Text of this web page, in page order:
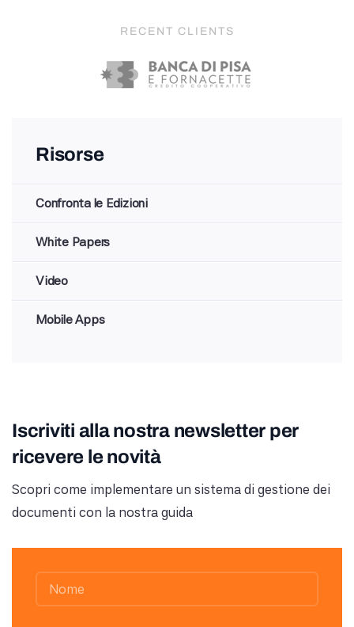
RECENT CLIENTS
Risorse
Confronta le Edizioni
White Papers
Video
Mobile Apps
Iscriviti alla nostra newsletter per
ricevere le novità
Scopri come implementare un sistema di gestione dei
documenti con la nostra guida